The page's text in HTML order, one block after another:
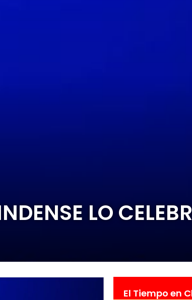
LO
El Tiempo en